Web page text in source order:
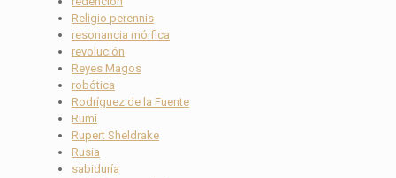
Religio perennis
resonancia mórfica
revolución
Reyes Magos
robótica
Rodríguez de la Fuente
Rumî
Rupert Sheldrake
Rusia
sabiduría